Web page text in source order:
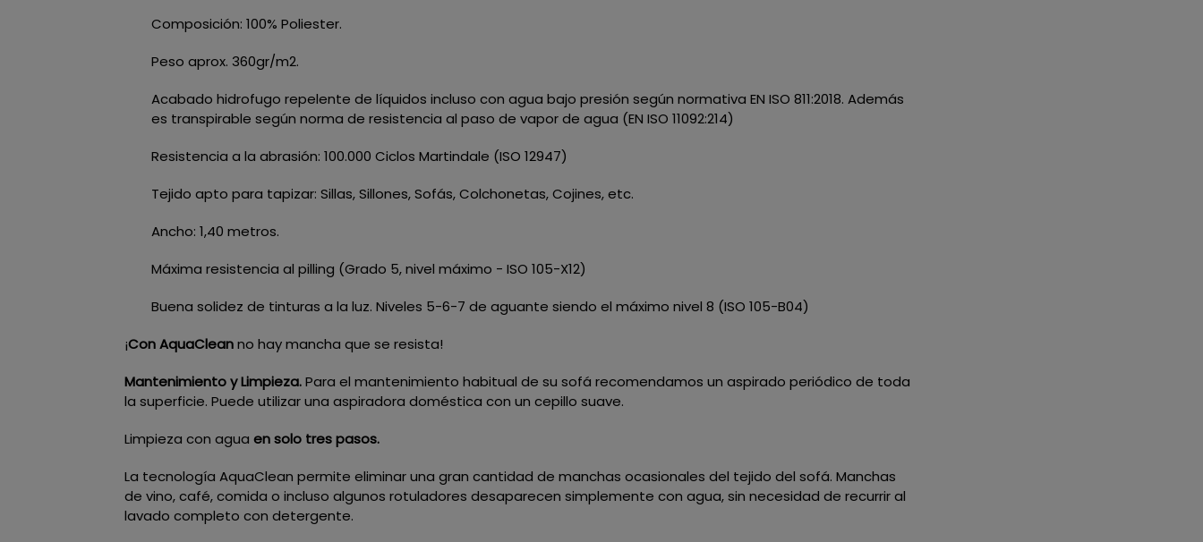
Composición: 100% Poliester.
Peso aprox. 360gr/m2.
Acabado hidrofugo repelente de líquidos incluso con agua bajo presión según normativa EN ISO 811:2018. Además
es transpirable según norma de resistencia al paso de vapor de agua (EN ISO 11092:214)
Resistencia a la abrasión: 100.000 Ciclos Martindale (ISO 12947)
Tejido apto para tapizar: Sillas, Sillones, Sofás, Colchonetas, Cojines, etc.
Ancho: 1,40 metros.
Máxima resistencia al pilling (Grado 5, nivel máximo - ISO 105-X12)
Buena solidez de tinturas a la luz. Niveles 5-6-7 de aguante siendo el máximo nivel 8 (ISO 105-B04)
¡Con AquaCleanno hay mancha que se resista!
Mantenimiento y Limpieza.Para el mantenimiento habitual de su sofá recomendamos un aspirado periódico de toda
la superficie. Puede utilizar una aspiradora doméstica con un cepillo suave.
Limpieza con aguaen solo tres pasos.
La tecnología AquaClean permite eliminar una gran cantidad de manchas ocasionales del tejido del sofá. Manchas
de vino, café, comida o incluso algunos rotuladores desaparecen simplemente con agua, sin necesidad de recurrir al
lavado completo con detergente.